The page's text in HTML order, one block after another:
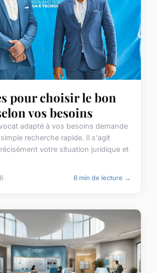
pour choisir le bon
vos besoins
adapté à vos besoins demande
recherche rapide. Il s'agit
votre situation juridique et
6 min de lecture →